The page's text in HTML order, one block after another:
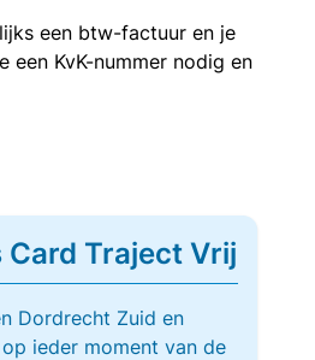
een btw-factuur en je
een KvK-nummer nodig en
Card Traject Vrij
Dordrecht Zuid en
ieder moment van de